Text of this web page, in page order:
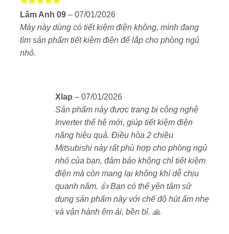
Kích thước nhỏ gọn dễ lắp đặt ở phòng có trần thấp
hoặc không gian hạn chế.
✅ 4.Vận hành cực êm – chỉ ~20 dB
Động cơ và quạt gió thiết kế chống rung, giảm tiếng
ồn tối đa.
Chế độ hút ẩm & lọc không khí nhẹ nhàng
Hút ẩm nhẹ, duy trì độ ẩm lý tưởng cho sức khỏe.
Có thể dùng như máy hút ẩm trong ngày nồm ẩm.
Độ bền cao – sử dụng 10 năm không lỗi
Hàng nội địa Nhật có độ hoàn thiện rất cao.
Được xếp
sao
Lâm Anh 09 – 07/01/2026
Máy này dùng có tiết kiệm điện không, mình đang
tìm sản phẩm tiết kiệm điện để lắp cho phòng ngủ
nhỏ.
Xlap – 07/01/2026
Sản phẩm này được trang bị công nghệ
Inverter thế hệ mới, giúp tiết kiệm điện
năng hiệu quả. Điều hòa 2 chiều
Mitsubishi này rất phù hợp cho phòng ngủ
nhỏ của bạn, đảm bảo không chỉ tiết kiệm
điện mà còn mang lại không khí dễ chịu
quanh năm. 👍 Bạn có thể yên tâm sử
dụng sản phẩm này với chế độ hút ẩm nhẹ
và vận hành êm ái, bền bỉ. 🙏